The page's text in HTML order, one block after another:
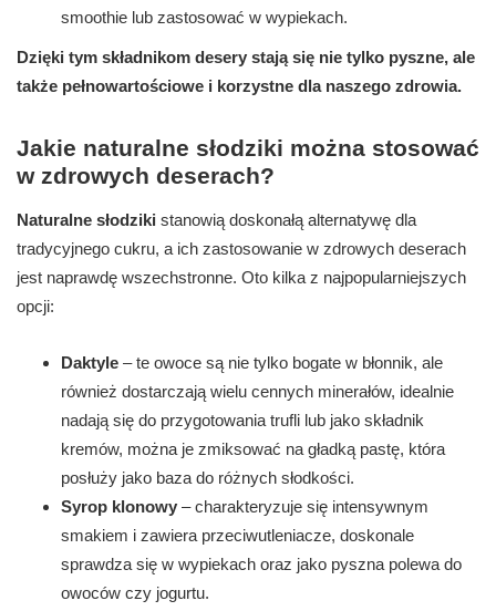
smoothie lub zastosować w wypiekach.
Dzięki tym składnikom desery stają się nie tylko pyszne, ale
także pełnowartościowe i korzystne dla naszego zdrowia.
Jakie naturalne słodziki można stosować
w zdrowych deserach?
Naturalne słodziki stanowią doskonałą alternatywę dla
tradycyjnego cukru, a ich zastosowanie w zdrowych deserach
jest naprawdę wszechstronne. Oto kilka z najpopularniejszych
opcji:
Daktyle – te owoce są nie tylko bogate w błonnik, ale
również dostarczają wielu cennych minerałów, idealnie
nadają się do przygotowania trufli lub jako składnik
kremów, można je zmiksować na gładką pastę, która
posłuży jako baza do różnych słodkości.
Syrop klonowy – charakteryzuje się intensywnym
smakiem i zawiera przeciwutleniacze, doskonale
sprawdza się w wypiekach oraz jako pyszna polewa do
owoców czy jogurtu.